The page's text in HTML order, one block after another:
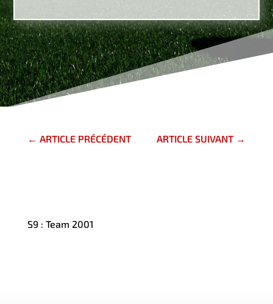
← ARTICLE PRÉCÉDENT ARTICLE SUIVANT→
S9 : Team 2001